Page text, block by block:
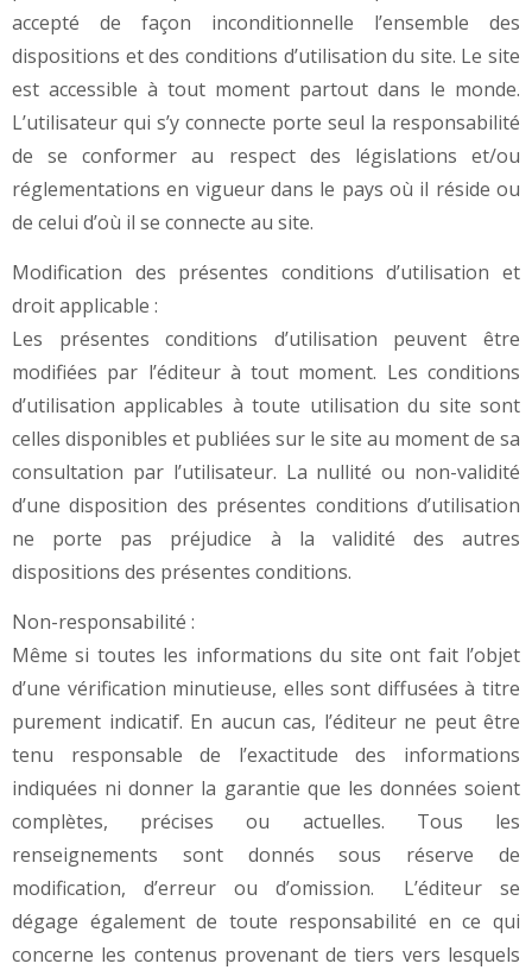
accepté de façon inconditionnelle l’ensemble des
dispositions et des conditions d’utilisation du site. Le site
est accessible à tout moment partout dans le monde.
L’utilisateur qui s’y connecte porte seul la responsabilité
de se conformer au respect des législations et/ou
réglementations en vigueur dans le pays où il réside ou
de celui d’où il se connecte au site.
Modification des présentes conditions d’utilisation et
droit applicable :
Les présentes conditions d’utilisation peuvent être
modifiées par l’éditeur à tout moment. Les conditions
d’utilisation applicables à toute utilisation du site sont
celles disponibles et publiées sur le site au moment de sa
consultation par l’utilisateur. La nullité ou non-validité
d’une disposition des présentes conditions d’utilisation
ne porte pas préjudice à la validité des autres
dispositions des présentes conditions.
Non-responsabilité :
Même si toutes les informations du site ont fait l’objet
d’une vérification minutieuse, elles sont diffusées à titre
purement indicatif. En aucun cas, l’éditeur ne peut être
tenu responsable de l’exactitude des informations
indiquées ni donner la garantie que les données soient
complètes, précises ou actuelles. Tous les
renseignements sont donnés sous réserve de
modification, d’erreur ou d’omission. L’éditeur se
dégage également de toute responsabilité en ce qui
concerne les contenus provenant de tiers vers lesquels